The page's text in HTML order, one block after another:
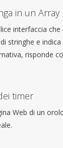
in un Array
interfaccia
stringhe e
risponde
timer
Web di un